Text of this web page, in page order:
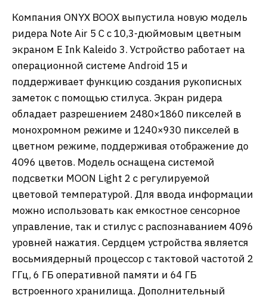
Компания ONYX BOOX выпустила новую модель
ридера Note Air 5 С с 10,3-дюймовым цветным
экраном E Ink Kaleido 3. Устройство работает на
операционной системе Android 15 и
поддерживает функцию создания рукописных
заметок с помощью стилуса. Экран ридера
обладает разрешением 2480×1860 пикселей в
монохромном режиме и 1240×930 пикселей в
цветном режиме, поддерживая отображение до
4096 цветов. Модель оснащена системой
подсветки MOON Light 2 с регулируемой
цветовой температурой. Для ввода информации
можно использовать как емкостное сенсорное
управление, так и стилус с распознаванием 4096
уровней нажатия. Сердцем устройства является
восьмиядерный процессор с тактовой частотой 2
ГГц, 6 ГБ оперативной памяти и 64 ГБ
встроенного хранилища. Дополнительный